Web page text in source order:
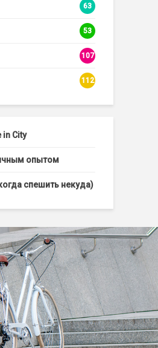
63
53
107
112
in City
опытом
спешить некуда)